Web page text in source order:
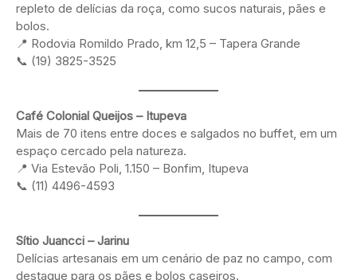
repleto de delícias da roça, como sucos naturais, pães e
bolos.
📍 Rodovia Romildo Prado, km 12,5 – Tapera Grande
📞 (19) 3825-3525
Café Colonial Queijos – Itupeva
Mais de 70 itens entre doces e salgados no buffet, em um
espaço cercado pela natureza.
📍 Via Estevão Poli, 1.150 – Bonfim, Itupeva
📞 (11) 4496-4593
Sítio Juancci – Jarinu
Delícias artesanais em um cenário de paz no campo, com
destaque para os pães e bolos caseiros.